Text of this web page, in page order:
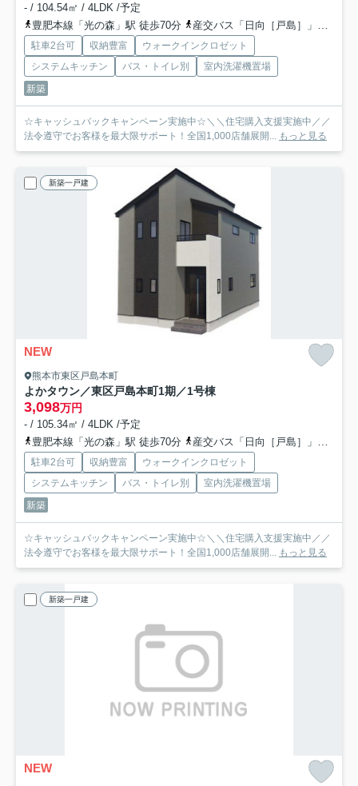
- / 104.54㎡ / 4LDK /予定
豊肥本線「光の森」駅 徒歩70分
産交バス「日向［戸島］」バス停下車 徒歩4分
駐車2台可 収納豊富
ウォークインクロゼット
システムキッチン
バス・トイレ別
室内洗濯機置場
新築
☆キャッシュバックキャンペーン実施中☆＼＼住宅購入支援実施中／／
法令遵守でお客様を最大限サポート！全国1,000店舗展開... もっと見る
新築一戸建
NEW
熊本市東区戸島本町
よかタウン／東区戸島本町1期／1号棟
3,098万円
- / 105.34㎡ / 4LDK /予定
豊肥本線「光の森」駅 徒歩70分
産交バス「日向［戸島］」バス停下車 徒歩4分
駐車2台可 収納豊富
ウォークインクロゼット
システムキッチン
バス・トイレ別
室内洗濯機置場
新築
☆キャッシュバックキャンペーン実施中☆＼＼住宅購入支援実施中／／
法令遵守でお客様を最大限サポート！全国1,000店舗展開... もっと見る
新築一戸建
NEW